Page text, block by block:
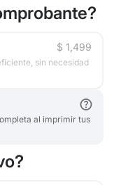
$ 1,499
sin necesidad
al imprimir tus